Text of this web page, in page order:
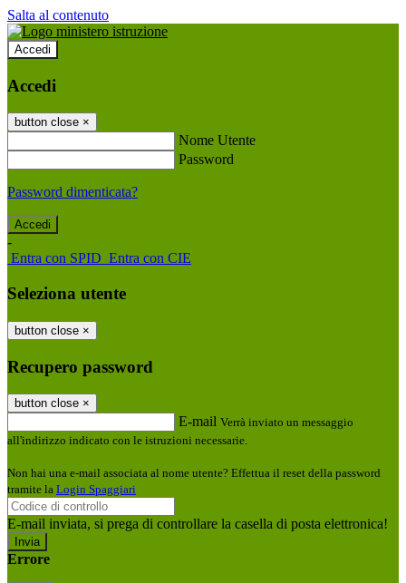
Salta al contenuto
Accedi
Accedi
button close ×
Nome Utente
Password
Password dimenticata?
-
Entra con SPID Entra con CIE
Seleziona utente
button close ×
Recupero password
button close ×
E-mail Verrà inviato un messaggio
all'indirizzo indicato con le istruzioni necessarie.
Non hai una e-mail associata al nome utente? Effettua il reset della password
tramite la Login Spaggiari
E-mail inviata, si prega di controllare la casella di posta elettronica!
Errore